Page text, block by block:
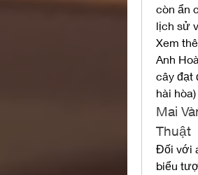
còn ẩn
lịch sử
Xem
Anh
cây đạt
hài
Mai
Thuật
Đối với
biểu